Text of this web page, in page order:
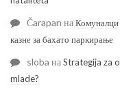
Čarapan наКомуналци
казне за бахато паркирање
sloba наStrategija za
mlade?